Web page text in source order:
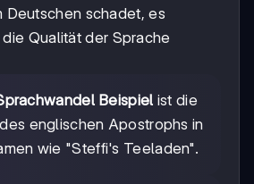
Deutschen schadet, es
Qualität der Sprache
Beispiel ist die
englischen Apostrophs in
wie "Steffi's Teeladen".